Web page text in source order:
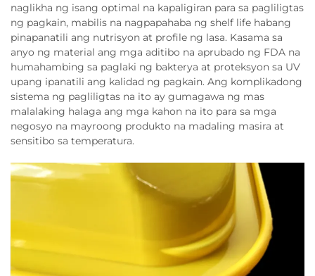
naglikha ng isang optimal na kapaligiran para sa pagliligtas
ng pagkain, mabilis na nagpapahaba ng shelf life habang
pinapanatili ang nutrisyon at profile ng lasa. Kasama sa
anyo ng material ang mga aditibo na aprubado ng FDA na
humahambing sa paglaki ng bakterya at proteksyon sa UV
upang ipanatili ang kalidad ng pagkain. Ang komplikadong
sistema ng pagliligtas na ito ay gumagawa ng mas
malalaking halaga ang mga kahon na ito para sa mga
negosyo na mayroong produkto na madaling masira at
sensitibo sa temperatura.